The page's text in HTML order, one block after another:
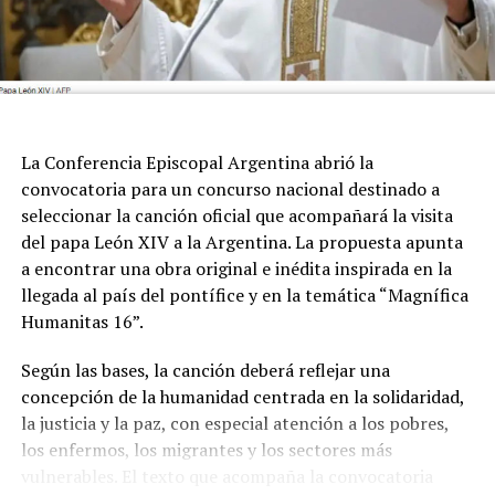
La Conferencia Episcopal Argentina abrió la
convocatoria para un concurso nacional destinado a
seleccionar la canción oficial que acompañará la visita
del papa León XIV a la Argentina. La propuesta apunta
a encontrar una obra original e inédita inspirada en la
llegada al país del pontífice y en la temática “Magnífica
Humanitas 16”.
Según las bases, la canción deberá reflejar una
concepción de la humanidad centrada en la solidaridad,
la justicia y la paz, con especial atención a los pobres,
los enfermos, los migrantes y los sectores más